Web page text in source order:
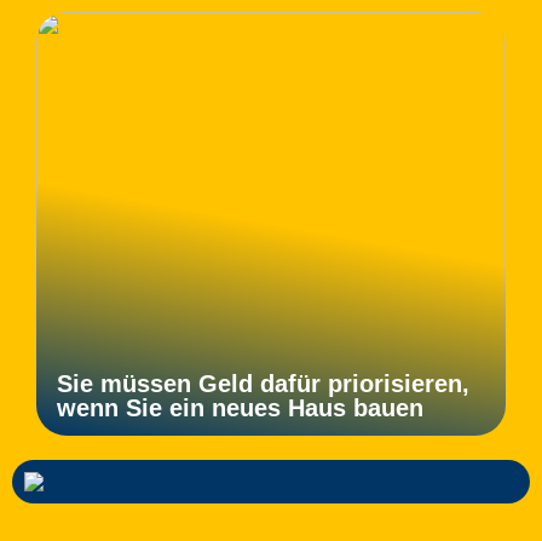
Sie müssen Geld dafür priorisieren,
wenn Sie ein neues Haus bauen